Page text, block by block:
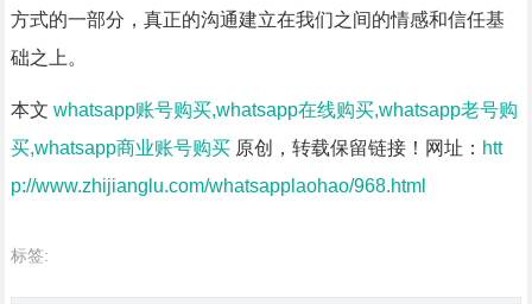
方式的一部分，真正的沟通建立在我们之间的情感和信任基
础之上。
本文 whatsapp账号购买,whatsapp在线购买,whatsapp老号购
买,whatsapp商业账号购买原创，转载保留链接！网址： htt
p://www.zhijianglu.com/whatsapplaohao/968.html
标签: